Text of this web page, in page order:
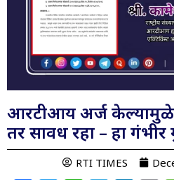
आरटीआय अर्ज
तर सावध रहा – हा
RTI TIMES